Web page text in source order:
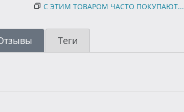
С ЭТИМ ТОВАРОМ ЧАСТО ПОКУПАЮТ...
Теги